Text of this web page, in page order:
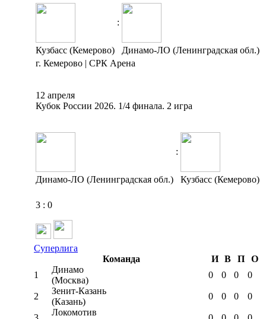
:
Кузбасс (Кемерово)
Динамо-ЛО (Ленинградская обл.)
г. Кемерово | СРК Арена
12 апреля
Кубок России 2026. 1/4 финала. 2 игра
:
Динамо-ЛО (Ленинградская обл.) Кузбасс (Кемерово)
3 : 0
Суперлига
Команда
И В П
О
1
Динамо
(Москва)
0 0 0 0
2
Зенит-Казань
(Казань)
0 0 0 0
Локомотив